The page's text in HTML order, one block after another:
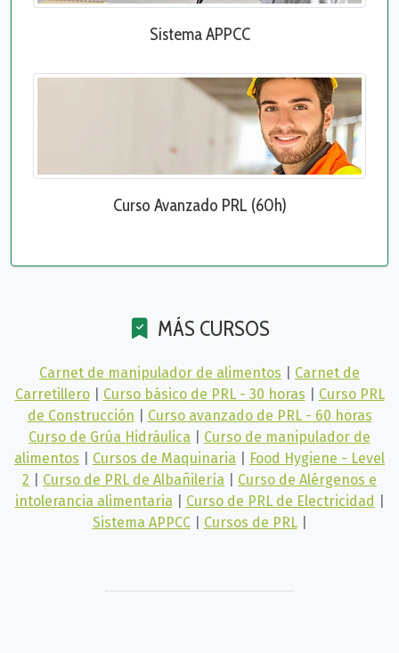
Sistema APPCC
Curso Avanzado PRL (60h)
MÁS CURSOS
Carnet de manipulador de alimentos
Carnet de
Carretillero
Curso básico de PRL - 30 horas
Curso PRL
de Construcción
Curso avanzado de PRL - 60 horas
Curso de Grúa Hidráulica
Curso de manipulador de
alimentos
Cursos de Maquinaria
Food Hygiene - Level
2
Curso de PRL de Albañilería
Curso de Alérgenos e
intolerancia alimentaria
Curso de PRL de Electricidad
Sistema APPCC
Cursos de PRL